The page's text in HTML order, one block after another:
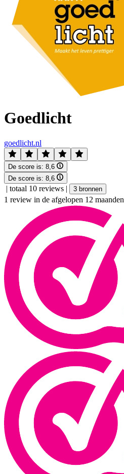
Goedlicht
goedlicht.nl
De score is: 8,6
De score is: 8,6
| totaal 10 reviews | 3 bronnen
1 review in de afgelopen 12 maanden